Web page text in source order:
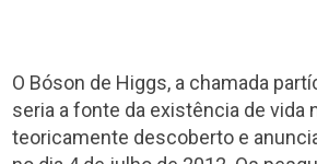
O Bóson de Higgs, a chamada
seria a fonte da existência de vida
teoricamente descoberto e